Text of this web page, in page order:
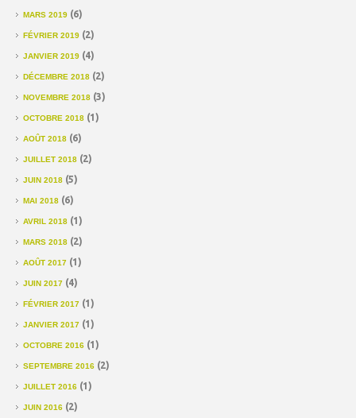
MARS 2019 (6)
FÉVRIER 2019 (2)
JANVIER 2019 (4)
DÉCEMBRE 2018 (2)
NOVEMBRE 2018 (3)
OCTOBRE 2018 (1)
AOÛT 2018 (6)
JUILLET 2018 (2)
JUIN 2018 (5)
MAI 2018 (6)
AVRIL 2018 (1)
MARS 2018 (2)
AOÛT 2017 (1)
JUIN 2017 (4)
FÉVRIER 2017 (1)
JANVIER 2017 (1)
OCTOBRE 2016 (1)
SEPTEMBRE 2016 (2)
JUILLET 2016 (1)
JUIN 2016 (2)